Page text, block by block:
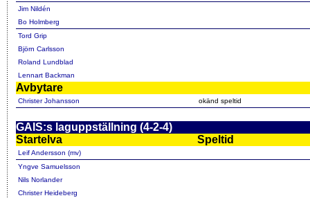
Jim Nildén
Bo Holmberg
Tord Grip
Björn Carlsson
Roland Lundblad
Lennart Backman
Avbytare
Christer Johansson okänd speltid
GAIS:s laguppställning (4-2-4)
Startelva
Speltid
Leif Andersson (mv)
Yngve Samuelsson
Nils Norlander
Christer Heideberg